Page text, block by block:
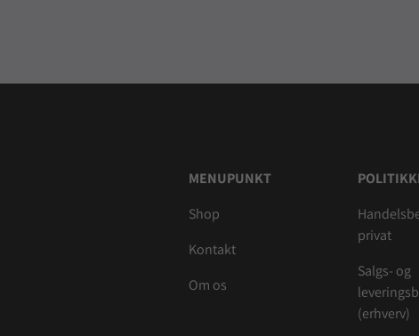
MENUPUNKT
Shop
Kontakt
Om os
privat
Salgs- og
(erhverv)